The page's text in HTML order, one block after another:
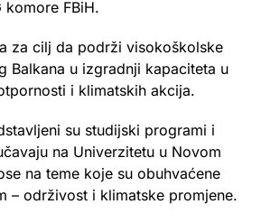
FBiH.
za cilj da podrži visokoškolske
Balkana u izgradnji kapaciteta u
i klimatskih akcija.
su studijski programi i
na Univerzitetu u Novom
na teme koje su obuhvaćene
– održivost i klimatske promjene.